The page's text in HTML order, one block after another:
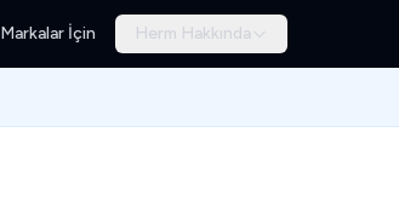
Markalar İçin Herm Hakkında